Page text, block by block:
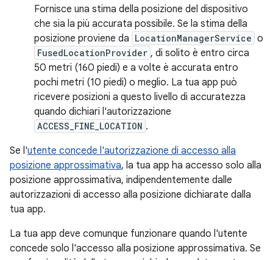
Fornisce una stima della posizione del dispositivo
che sia la più accurata possibile. Se la stima della
posizione proviene da LocationManagerService o
FusedLocationProvider , di solito è entro circa
50 metri (160 piedi) e a volte è accurata entro
pochi metri (10 piedi) o meglio. La tua app può
ricevere posizioni a questo livello di accuratezza
quando dichiari l'autorizzazione
ACCESS_FINE_LOCATION .
Se l'utente concede l'autorizzazione di accesso alla
posizione approssimativa, la tua app ha accesso solo alla
posizione approssimativa, indipendentemente dalle
autorizzazioni di accesso alla posizione dichiarate dalla
tua app.
La tua app deve comunque funzionare quando l'utente
concede solo l'accesso alla posizione approssimativa. Se